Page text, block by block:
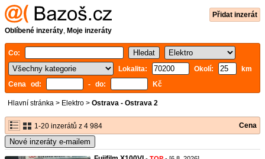
Přidat inzerát
Oblíbené inzeráty, Moje inzeráty
Co:
Lokalita:
Okolí:
km
Cena od:
- do: Kč
Hlavní stránka > Elektro > Ostrava - Ostrava 2
1-20 inzerátů z 4 984 Cena
Nové inzeráty e-mailem